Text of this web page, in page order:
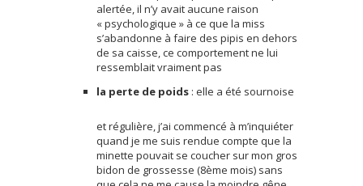
alertée, il n’y avait aucune raison
« psychologique » à ce que la miss
s’abandonne à faire des pipis en dehors
de sa caisse, ce comportement ne lui
ressemblait vraiment pas
la perte de poids : elle a été sournoise
et régulière, j’ai commencé à m’inquiéter
quand je me suis rendue compte que la
minette pouvait se coucher sur mon gros
bidon de grossesse (8ème mois) sans